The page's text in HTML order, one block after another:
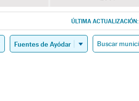
ÚLTIMA ACTUALIZACIÓN: